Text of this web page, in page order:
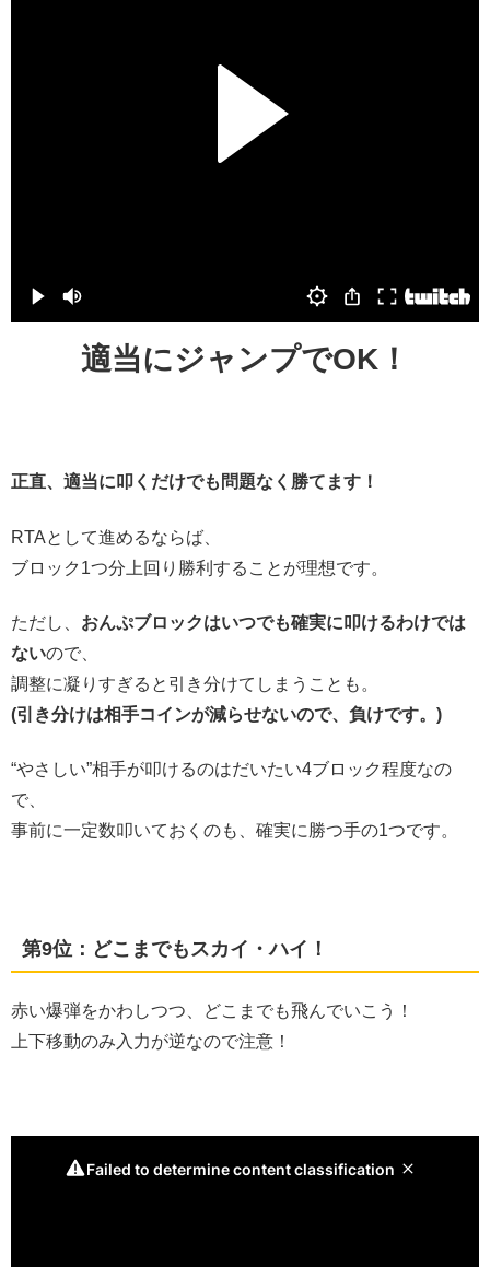
適当にジャンプでOK！
正直、適当に叩くだけでも問題なく勝てます！
RTAとして進めるならば、
ブロック1つ分上回り勝利することが理想です。
ただし、 おんぷブロックはいつでも確実に叩けるわけでは
ないので、
調整に凝りすぎると引き分けてしまうことも。
(引き分けは相手コインが減らせないので、負けです。)
“やさしい”相手が叩けるのはだいたい4ブロック程度なの
で、
事前に一定数叩いておくのも、確実に勝つ手の1つです。
第9位：どこまでもスカイ・ハイ！
赤い爆弾をかわしつつ、どこまでも飛んでいこう！
上下移動のみ入力が逆なので注意！